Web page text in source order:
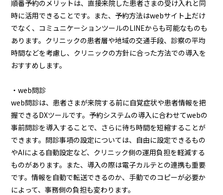
順番予約のメリットは、直接来院した患者さまの受け入れと同
時に活用できることです。また、予約方法はwebサイト上だけ
でなく、コミュニケーションツールのLINEからも可能なものも
あります。クリニックの患者層や地域の交通手段、診察の平均
時間などを考慮し、クリニックの方針に合った方法での導入を
おすすめします。
・web問診
web問診は、患者さまが来院する前に自覚症状や患者情報を把
握できるDXツールです。予約システムの導入に合わせてwebの
事前問診を導入することで、さらに待ち時間を短縮することが
できます。問診事項の設定については、自由に設定できるもの
やAIによる自動設定など、クリニック側の運用負担を軽減する
ものがあります。また、導入の際は電子カルテとの連携も重要
です。情報を自動で転送できるのか、手動でのコピーが必要か
によって、事務側の負担も変わります。